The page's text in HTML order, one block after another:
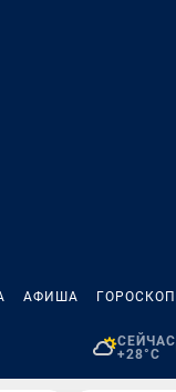
АФИША ГОРОСКОП
СЕЙЧАС
+28°C